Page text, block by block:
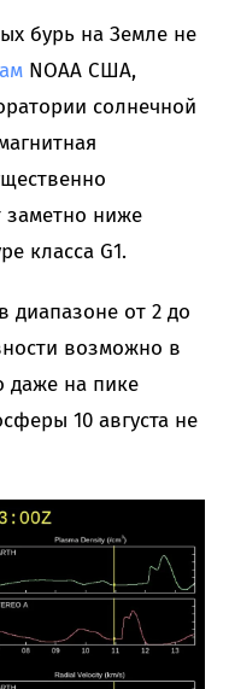
бурь на Земле не
NOAA США,
солнечной
заметно ниже
класса G1.
диапазоне от 2 до
возможно в
даже на пике
10 августа не